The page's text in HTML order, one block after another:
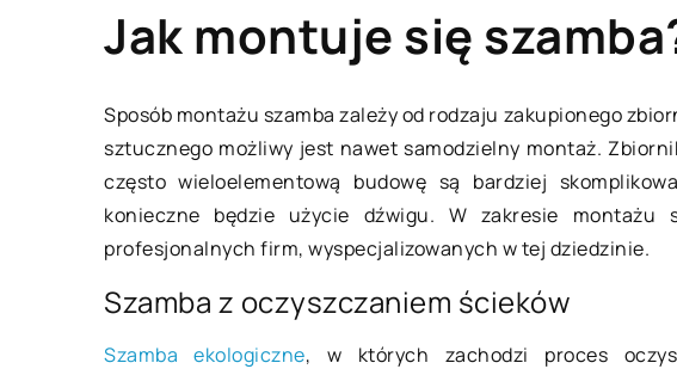
Jak montuje się
Sposób montażu szamba zależy od rodzaju zakupionego
sztucznego możliwy jest nawet samodzielny montaż.
często wieloelementową budowę są bardziej
konieczne będzie użycie dźwigu. W zakresie montażu
profesjonalnych firm, wyspecjalizowanych w tej dziedzinie.
Szamba z oczyszczaniem ścieków
Szamba ekologiczne, w których zachodzi proces
ZAINTERESOWANIA BIZNES I